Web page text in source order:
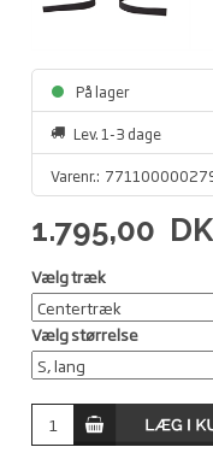
På lager
Lev. 1-3 dage
Varenr.:
1.795,00
Vælg træk
Vælg størrelse